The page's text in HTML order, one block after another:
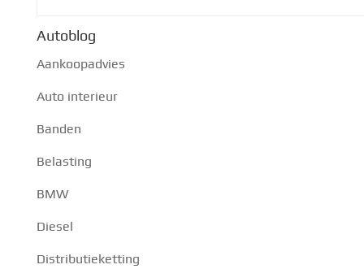
Autoblog
Aankoopadvies
Auto interieur
Banden
Belasting
BMW
Diesel
Distributieketting